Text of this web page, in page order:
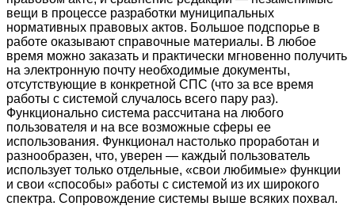
вещи в процессе разработки муниципальных
нормативных правовых актов. Большое подспорье в
работе оказывают справочные материалы. В любое
время можно заказать и практически мгновенно получить
на электронную почту необходимые документы,
отсутствующие в конкретной СПС (что за все время
работы с системой случалось всего пару раз).
Функционально система рассчитана на любого
пользователя и на все возможные сферы ее
использования. Функционал настолько проработан и
разнообразен, что, уверен — каждый пользователь
использует только отдельные, «свои любимые» функции
и свои «способы» работы с системой из их широкого
спектра. Сопровождение системы выше всяких похвал.